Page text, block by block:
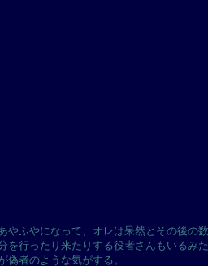
ふやになって、オレは呆然とその後の数
を行ったり来たりする役者さんもいる
者のような気がする。